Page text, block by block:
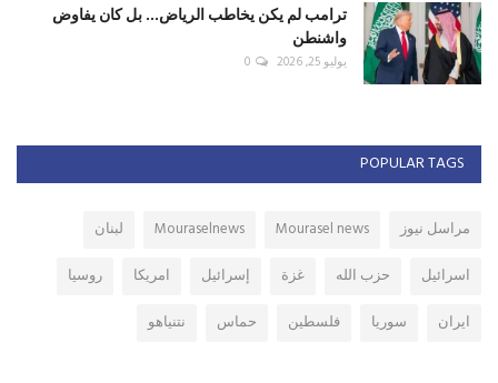
ترامب لم يكن يخاطب الرياض... بل كان يفاوض
واشنطن
يوليو 25, 2026 0
POPULAR TAGS
مراسل نيوز Mourasel news
Mouraselnews
لبنان
اسرائيل
حزب الله غزة إسرائيل امريكا
روسيا
ايران
سوريا فلسطين حماس نتنياهو